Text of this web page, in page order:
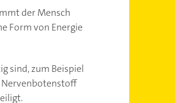
der Mensch
Form von Energie
sind, zum Beispiel
Nervenbotenstoff